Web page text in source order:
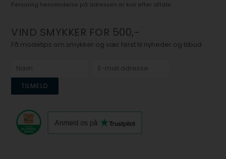
Personlig henvendelse på adressen er kun efter aftale.
VIND SMYKKER FOR 500,-
Få modetips om smykker og vær først til nyheder og tilbud